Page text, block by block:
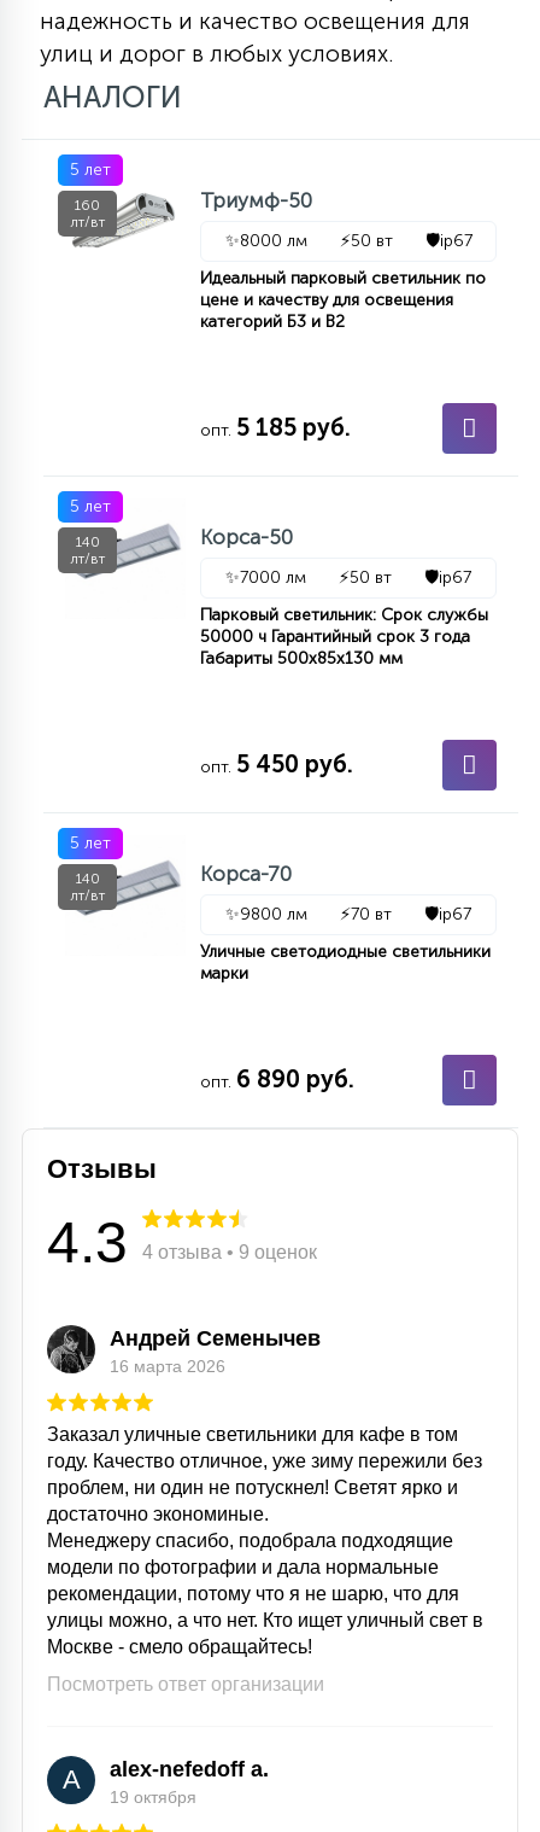
надежность и качество освещения для
улиц и дорог в любых условиях.
АНАЛОГИ
5 лет
160
лт/вт
Триумф-50
✨8000 лм ⚡50 вт 🛡️ip67
Идеальный парковый светильник по
цене и качеству для освещения
категорий Б3 и В2
опт. 5 185 руб.
5 лет
140
лт/вт
Корса-50
✨7000 лм ⚡50 вт 🛡️ip67
Парковый светильник: Срок службы
50000 ч Гарантийный срок 3 года
Габариты 500х85х130 мм
опт. 5 450 руб.
5 лет
140
лт/вт
Корса-70
✨9800 лм ⚡70 вт 🛡️ip67
Уличные светодиодные светильники
марки
опт. 6 890 руб.
Отзывы
4.3 4 отзыва • 9 оценок
Андрей Семенычев
16 марта 2026
Заказал уличные светильники для кафе в том
году. Качество отличное, уже зиму пережили без
проблем, ни один не потускнел! Светят ярко и
достаточно экономиные.
Менеджеру спасибо, подобрала подходящие
модели по фотографии и дала нормальные
рекомендации, потому что я не шарю, что для
улицы можно, а что нет. Кто ищет уличный свет в
Москве - смело обращайтесь!
Посмотреть ответ организации
A alex-nefedoff a.
19 октября